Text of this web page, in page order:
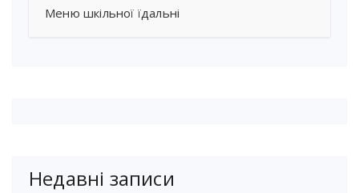
Меню шкільної їдальні
Недавні записи